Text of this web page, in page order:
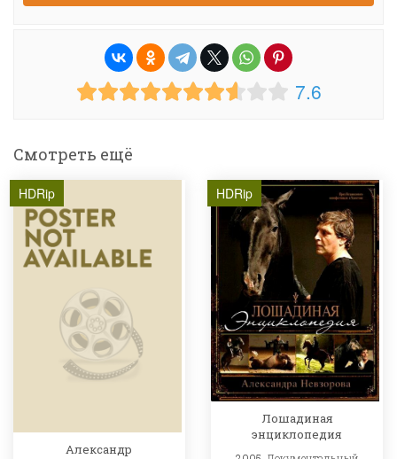
7.6
Смотреть ещё
HDRip
Александр
HDRip
Лошадиная
энциклопедия